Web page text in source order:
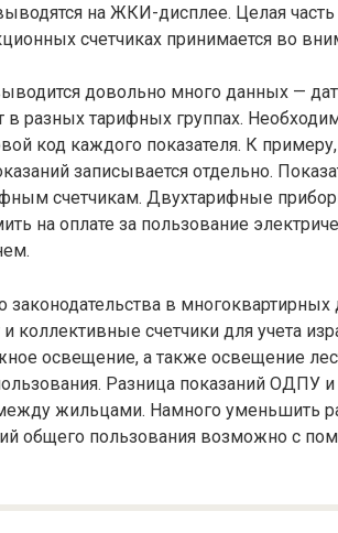
на ЖКИ-дисплее. Целая
счетчиках принимается во
довольно много данных —
в разных тарифных группах.
код каждого показателя. К
записывается отдельно.
счетчикам. Двухтарифные
на оплате за пользование
законодательства в
коллективные счетчики для учета
освещение, а также освещение
Разница показаний ОДПУ
жильцами. Намного уменьшить
общего пользования возможно с